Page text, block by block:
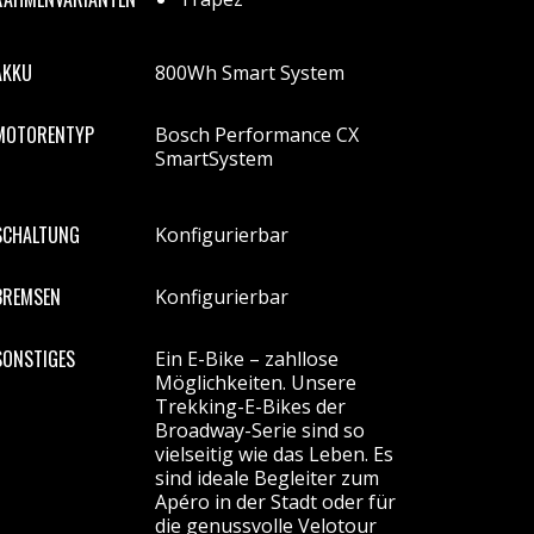
800Wh Smart System
Bosch Performance CX
SmartSystem
Konfigurierbar
Konfigurierbar
Ein E-Bike – zahllose
Möglichkeiten. Unsere
Trekking-E-Bikes der
Broadway-Serie sind so
vielseitig wie das Leben. Es
sind ideale Begleiter zum
Apéro in der Stadt oder für
die genussvolle Velotour